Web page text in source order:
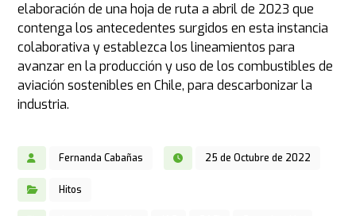
elaboración de una hoja de ruta a abril de 2023 que
contenga los antecedentes surgidos en esta instancia
colaborativa y establezca los lineamientos para
avanzar en la producción y uso de los combustibles de
aviación sostenibles en Chile, para descarbonizar la
industria.
Fernanda Cabañas 25 de Octubre de 2022
Hitos